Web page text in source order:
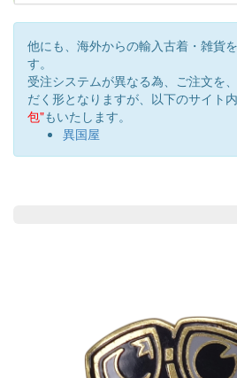
他にも、海外からの輸入古着・雑貨
す。
受注システムが異なる為、ご注文を
だく形となりますが、以下のサイト
包"もいたします。
異国屋